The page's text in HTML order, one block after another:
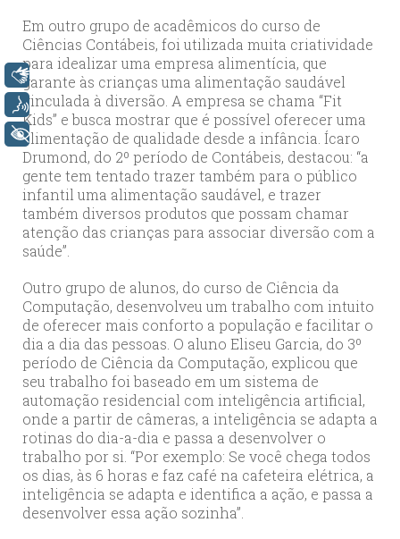
Em outro grupo de acadêmicos do curso de
Ciências Contábeis, foi utilizada muita criatividade
para idealizar uma empresa alimentícia, que
garante às crianças uma alimentação saudável
vinculada à diversão. A empresa se chama “Fit
Kids” e busca mostrar que é possível oferecer uma
alimentação de qualidade desde a infância. Ícaro
Drumond, do 2º período de Contábeis, destacou: “a
gente tem tentado trazer também para o público
infantil uma alimentação saudável, e trazer
também diversos produtos que possam chamar
atenção das crianças para associar diversão com a
saúde”.
Outro grupo de alunos, do curso de Ciência da
Computação, desenvolveu um trabalho com intuito
de oferecer mais conforto a população e facilitar o
dia a dia das pessoas. O aluno Eliseu Garcia, do 3º
período de Ciência da Computação, explicou que
seu trabalho foi baseado em um sistema de
automação residencial com inteligência artificial,
onde a partir de câmeras, a inteligência se adapta a
rotinas do dia-a-dia e passa a desenvolver o
trabalho por si. “Por exemplo: Se você chega todos
os dias, às 6 horas e faz café na cafeteira elétrica, a
inteligência se adapta e identifica a ação, e passa a
desenvolver essa ação sozinha”.
Libras
Voz
+ Acessibilidade